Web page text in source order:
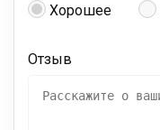
Хорошее
Отзыв